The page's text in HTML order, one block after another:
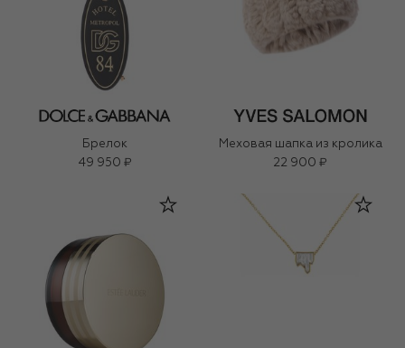
Брелок
49 950 ₽
Меховая шапка из кролика
22 900 ₽